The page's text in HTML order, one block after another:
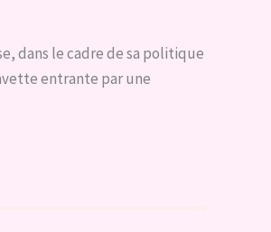
dans le cadre de sa politique
entrante par une